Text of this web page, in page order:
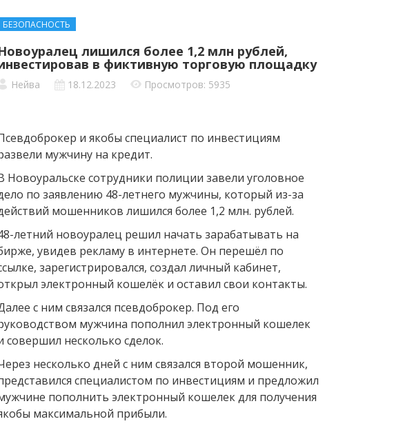
БЕЗОПАСНОСТЬ
лишился более 1,2 млн рублей,
в фиктивную торговую площадку
Нейва 18.12.2023 Просмотров: 5935
и якобы специалист по инвестициям
мужчину на кредит.
Новоуральске сотрудники полиции завели уголовное
по заявлению 48-летнего мужчины, который из-за
мошенников лишился более 1,2 млн. рублей.
летний новоуралец решил начать зарабатывать на
увидев рекламу в интернете. Он перешёл по
зарегистрировался, создал личный кабинет,
электронный кошелёк и оставил свои контакты.
с ним связался псевдоброкер. Под его
мужчина пополнил электронный кошелек
совершил несколько сделок.
несколько дней с ним связался второй мошенник,
специалистом по инвестициям и предложил
пополнить электронный кошелек для получения
максимальной прибыли.